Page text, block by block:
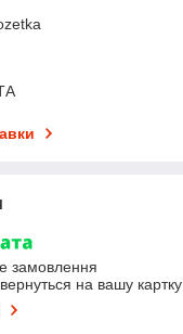
замовлення
на вашу картку